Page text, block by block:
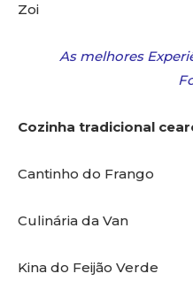
Zoi
As melhores
Cozinha tradicional
Cantinho do Frango
Culinária da Van
Kina do Feijão Verde